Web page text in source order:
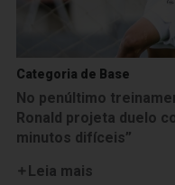
Categoria de Base
No penúltimo
Ronald projeta duelo
minutos difíceis”
Leia mais